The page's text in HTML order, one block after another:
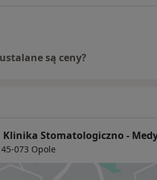
są ceny?
Stomatologiczno -
45-073 Opole